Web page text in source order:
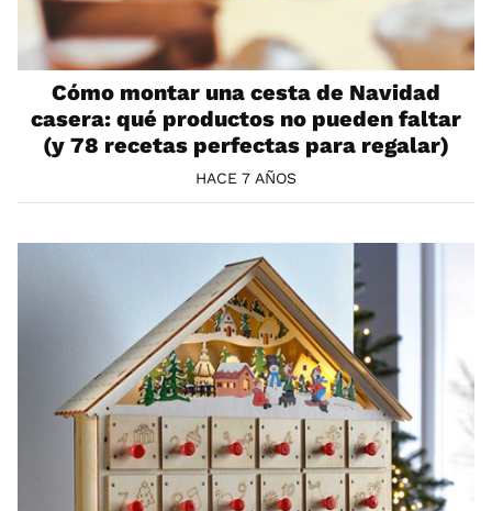
Cómo montar una cesta de Navidad
casera: qué productos no pueden faltar
(y 78 recetas perfectas para regalar)
HACE 7 AÑOS